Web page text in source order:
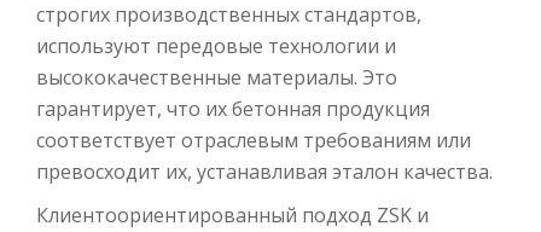
строгих производственных стандартов,
используют передовые технологии и
высококачественные материалы. Это
гарантирует, что их бетонная продукция
соответствует отраслевым требованиям или
превосходит их, устанавливая эталон качества.
Клиентоориентированный подход ZSK и